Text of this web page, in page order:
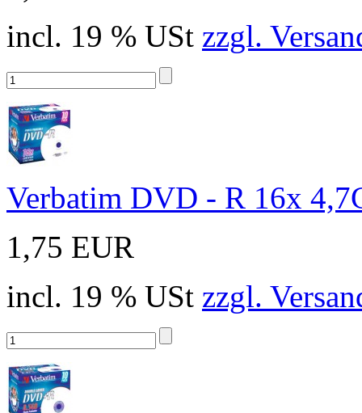
incl. 19 % USt zzgl.
Verbatim DVD - R 16x
1,75 EUR
incl. 19 % USt zzgl.